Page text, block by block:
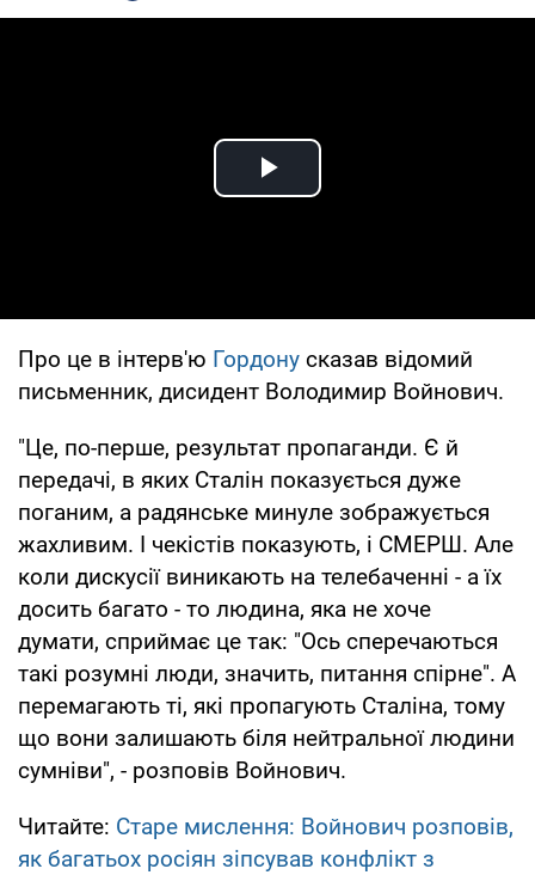
Play Video
Про це в інтерв'ю Гордону сказав відомий
письменник, дисидент Володимир Войнович.
"Це, по-перше, результат пропаганди. Є й
передачі, в яких Сталін показується дуже
поганим, а радянське минуле зображується
жахливим. І чекістів показують, і СМЕРШ. Але
коли дискусії виникають на телебаченні - а їх
досить багато - то людина, яка не хоче
думати, сприймає це так: "Ось сперечаються
такі розумні люди, значить, питання спірне". А
перемагають ті, які пропагують Сталіна, тому
що вони залишають біля нейтральної людини
сумніви", - розповів Войнович.
Читайте: Старе мислення: Войнович розповів,
як багатьох росіян зіпсував конфлікт з